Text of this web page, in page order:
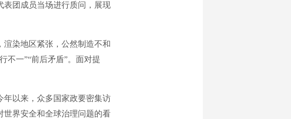
表团成员当场进行质问，展现
染地区紧张，公然制造不和
不一”“前后矛盾”。面对提
以来，众多国家政要密集访
世界安全和全球治理问题的看